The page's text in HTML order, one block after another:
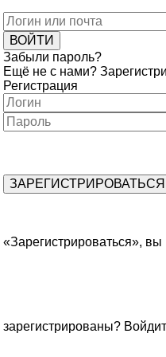
Забыли пароль?
Ещё не с нами?
Регистрация
«Зарегистрироваться»,
зарегистрированы?